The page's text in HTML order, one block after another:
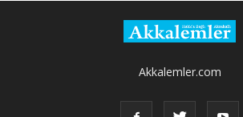
Akkalemler.com